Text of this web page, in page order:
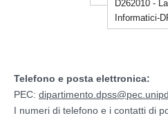
D262010 -
Informatici-
Telefono e posta elettronica:
PEC:
I numeri di telefono e i contatti di